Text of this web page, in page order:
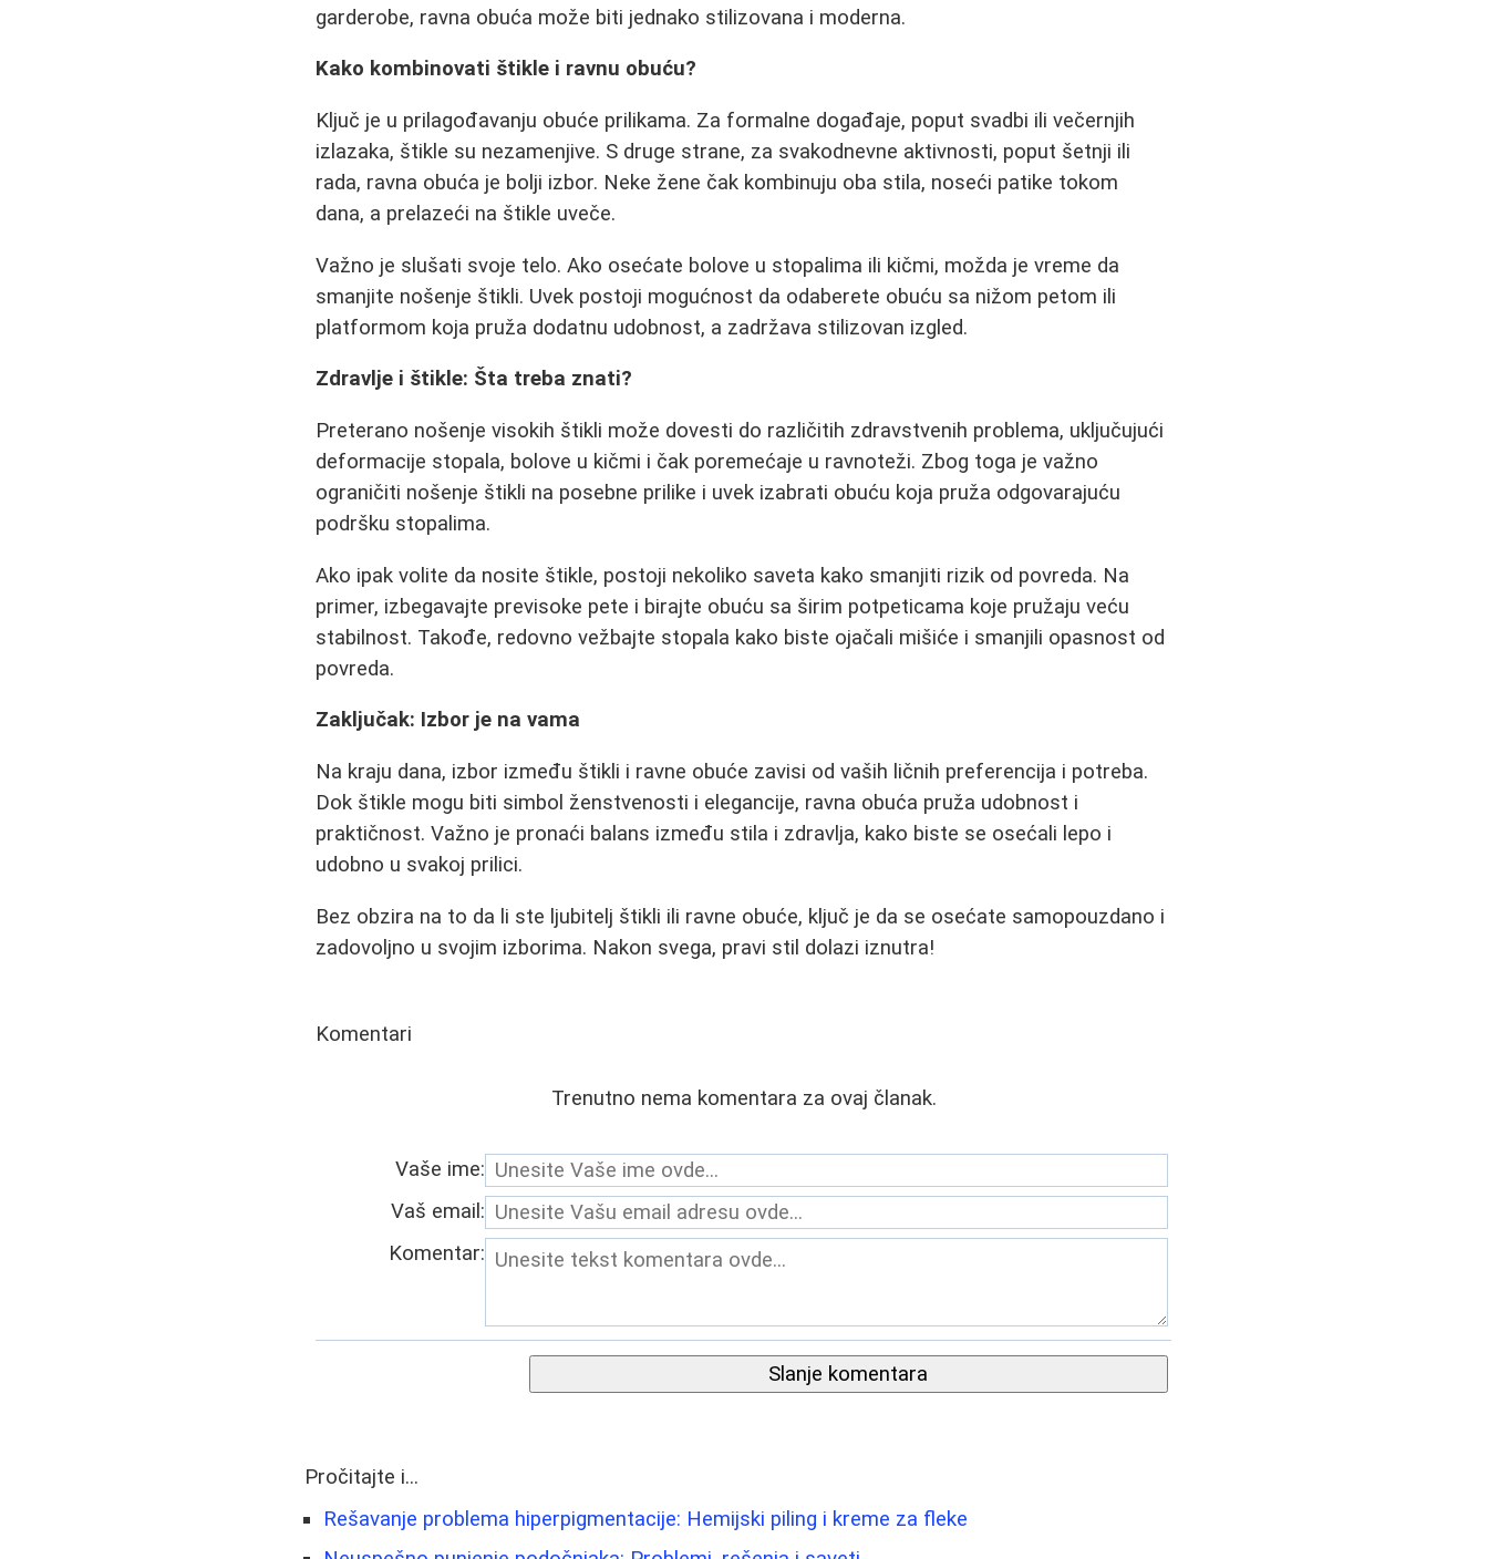
garderobe, ravna obuća može biti jednako stilizovana i moderna.
Kako kombinovati štikle i ravnu obuću?
Ključ je u prilagođavanju obuće prilikama. Za formalne događaje, poput svadbi ili večernjih
izlazaka, štikle su nezamenjive. S druge strane, za svakodnevne aktivnosti, poput šetnji ili
rada, ravna obuća je bolji izbor. Neke žene čak kombinuju oba stila, noseći patike tokom
dana, a prelazeći na štikle uveče.
Važno je slušati svoje telo. Ako osećate bolove u stopalima ili kičmi, možda je vreme da
smanjite nošenje štikli. Uvek postoji mogućnost da odaberete obuću sa nižom petom ili
platformom koja pruža dodatnu udobnost, a zadržava stilizovan izgled.
Zdravlje i štikle: Šta treba znati?
Preterano nošenje visokih štikli može dovesti do različitih zdravstvenih problema, uključujući
deformacije stopala, bolove u kičmi i čak poremećaje u ravnoteži. Zbog toga je važno
ograničiti nošenje štikli na posebne prilike i uvek izabrati obuću koja pruža odgovarajuću
podršku stopalima.
Ako ipak volite da nosite štikle, postoji nekoliko saveta kako smanjiti rizik od povreda. Na
primer, izbegavajte previsoke pete i birajte obuću sa širim potpeticama koje pružaju veću
stabilnost. Takođe, redovno vežbajte stopala kako biste ojačali mišiće i smanjili opasnost od
povreda.
Zaključak: Izbor je na vama
Na kraju dana, izbor između štikli i ravne obuće zavisi od vaših ličnih preferencija i potreba.
Dok štikle mogu biti simbol ženstvenosti i elegancije, ravna obuća pruža udobnost i
praktičnost. Važno je pronaći balans između stila i zdravlja, kako biste se osećali lepo i
udobno u svakoj prilici.
Bez obzira na to da li ste ljubitelj štikli ili ravne obuće, ključ je da se osećate samopouzdano i
zadovoljno u svojim izborima. Nakon svega, pravi stil dolazi iznutra!
Komentari
Trenutno nema komentara za ovaj članak.
Vaše ime:
Vaš email:
Komentar:
Slanje komentara
Pročitajte i...
Rešavanje problema hiperpigmentacije: Hemijski piling i kreme za fleke